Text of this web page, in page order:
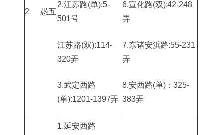
2 愚五
2.江苏路(单):5-
501号
江苏路(双):114-
320弄
3.武定西路
(单):1201-1397弄
6.宣化路(双):42-248
弄
7.东诸安浜路:55-231
弄
8.安西路(单)：325-
383弄
1.延安西路